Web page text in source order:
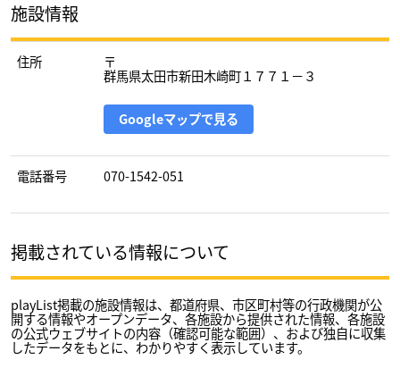
施設情報
住所 〒
群馬県太田市新田木崎町１７７１－３
Googleマップで見る
電話番号 070-1542-051
掲載されている情報について
playList掲載の施設情報は、都道府県、市区町村等の行政機関が公
開する情報やオープンデータ、各施設から提供された情報、各施設
の公式ウェブサイトの内容（確認可能な範囲）、および独自に収集
したデータをもとに、わかりやすく表示しています。